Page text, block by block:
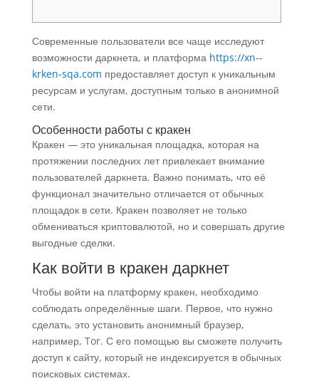
Современные пользователи все чаще исследуют
возможности даркнета, и платформа https://xn--
krken-sqa.com предоставляет доступ к уникальным
ресурсам и услугам, доступным только в анонимной
сети.
Особенности работы с кракен
Кракен — это уникальная площадка, которая на
протяжении последних лет привлекает внимание
пользователей даркнета. Важно понимать, что её
функционал значительно отличается от обычных
площадок в сети. Кракен позволяет не только
обмениваться криптовалютой, но и совершать другие
выгодные сделки.
Как войти в кракен даркнет
Чтобы войти на платформу кракен, необходимо
соблюдать определённые шаги. Первое, что нужно
сделать, это установить анонимный браузер,
например, Tor. С его помощью вы сможете получить
доступ к сайту, который не индексируется в обычных
поисковых системах.